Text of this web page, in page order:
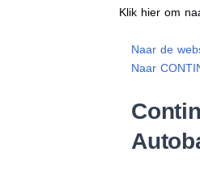
Klik hier om
Naar de
Naar